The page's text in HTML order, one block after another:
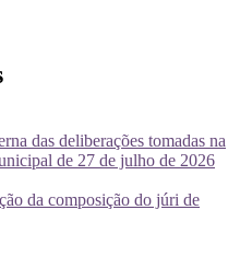
das deliberações tomadas na
de 27 de julho de 2026
da composição do júri de